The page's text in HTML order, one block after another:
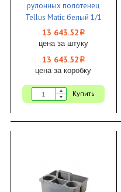
рулонных полотенец
Tellus Matic белый 1/1
13 643.52 i
цена за штуку
13 643.52 i
цена за коробку
Купить